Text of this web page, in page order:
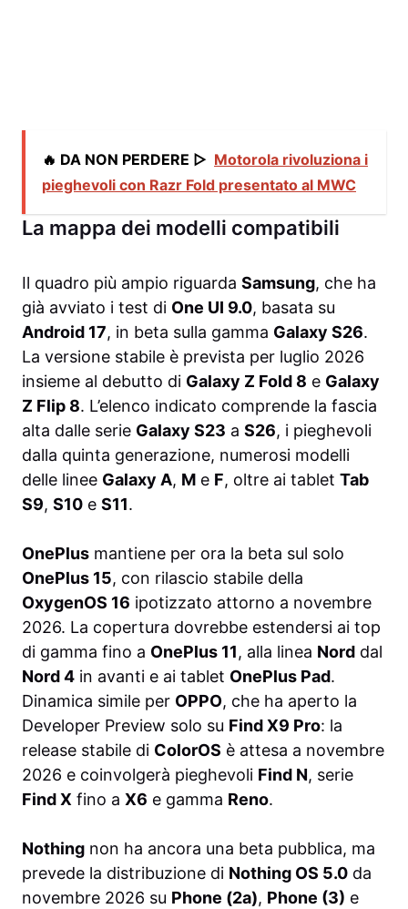
🔥 DA NON PERDERE ▷ Motorola rivoluziona i
pieghevoli con Razr Fold presentato al MWC
La mappa dei modelli compatibili
Il quadro più ampio riguarda Samsung, che ha
già avviato i test di One UI 9.0, basata su
Android 17, in beta sulla gamma Galaxy S26.
La versione stabile è prevista per luglio 2026
insieme al debutto di Galaxy Z Fold 8 e Galaxy
Z Flip 8. L’elenco indicato comprende la fascia
alta dalle serie Galaxy S23 a S26, i pieghevoli
dalla quinta generazione, numerosi modelli
delle linee Galaxy A, M e F, oltre ai tablet Tab
S9, S10 e S11.
OnePlus mantiene per ora la beta sul solo
OnePlus 15, con rilascio stabile della
OxygenOS 16 ipotizzato attorno a novembre
2026. La copertura dovrebbe estendersi ai top
di gamma fino a OnePlus 11, alla linea Nord dal
Nord 4 in avanti e ai tablet OnePlus Pad.
Dinamica simile per OPPO, che ha aperto la
Developer Preview solo su Find X9 Pro: la
release stabile di ColorOS è attesa a novembre
2026 e coinvolgerà pieghevoli Find N, serie
Find X fino a X6 e gamma Reno.
Nothing non ha ancora una beta pubblica, ma
prevede la distribuzione di Nothing OS 5.0 da
novembre 2026 su Phone (2a), Phone (3) e